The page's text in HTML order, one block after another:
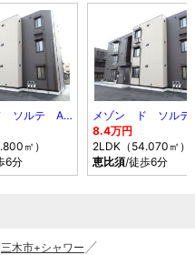
メゾン ド ソルテ A棟
㎡）
6分
8.4万円
2LDK（54.070㎡）
恵比須/徒歩6分
三木市+シャワー